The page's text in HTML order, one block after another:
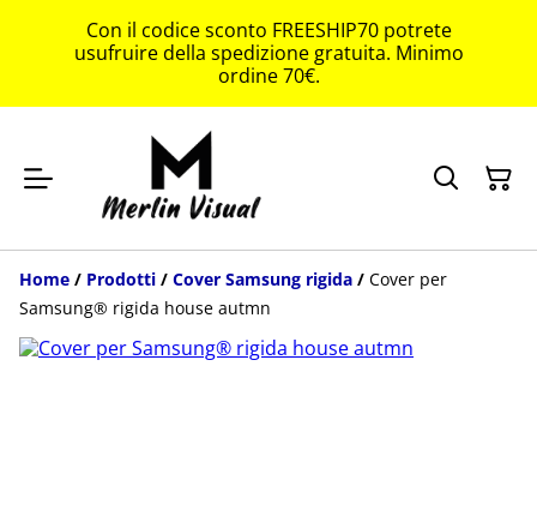
Con il codice sconto FREESHIP70 potrete
usufruire della spedizione gratuita. Minimo
ordine 70€.
Home / Prodotti / Cover Samsung rigida / Cover per
Samsung® rigida house autmn